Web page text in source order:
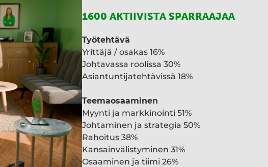
1600 AKTIIVISTA SPARRAAJAA
Työtehtävä
Yrittäjä / osakas 16%
Johtavassa roolissa 30%
Asiantuntijatehtävissä 18%
Teemaosaaminen
Myynti ja markkinointi 51%
Johtaminen ja strategia 50%
Rahoitus 38%
Kansainvälistyminen 31%
Osaaminen ja tiimi 26%